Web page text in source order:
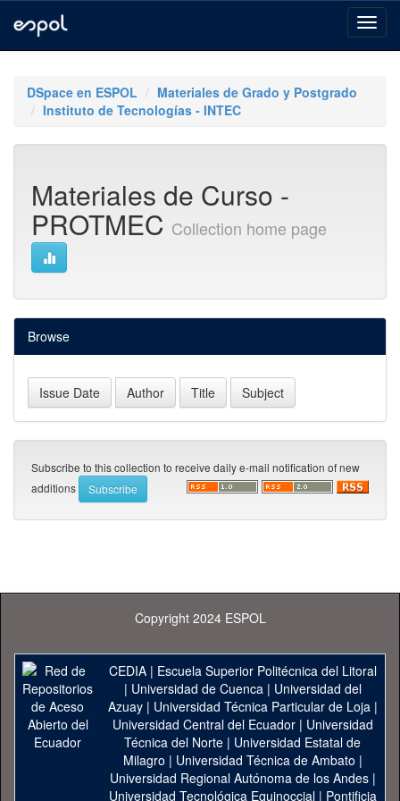
navigationDSpace en ESPOL
Materiales de Grado y Postgrado
Instituto de Tecnologías - INTEC
Materiales de Curso -
PROTMEC Collection home page
Browse
Subscribe to this collection to receive daily e-mail notification of new
additions
Copyright 2024 ESPOL
CEDIA| Escuela Superior Politécnica del Litoral
| Universidad de Cuenca| Universidad del
Azuay| Universidad Técnica Particular de Loja|
Universidad Central del Ecuador| Universidad
Técnica del Norte | Universidad Estatal de
Milagro | Universidad Técnica de Ambato |
Universidad Regional Autónoma de los Andes|
Universidad Tecnológica Equinoccial| Pontificia